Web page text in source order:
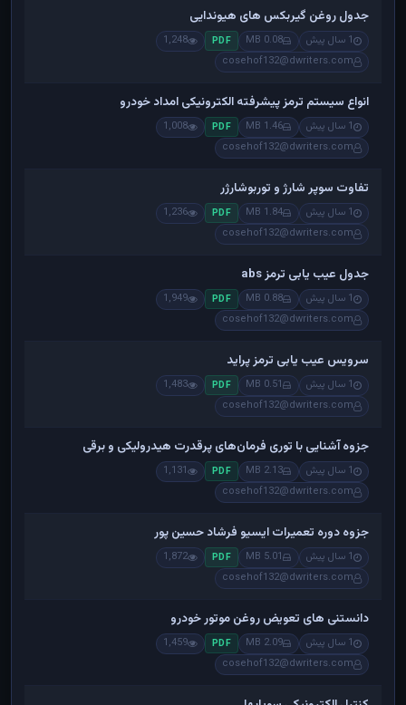
جدول روغن گیربکس های هیوندایی
1 سال پیش 0.08 MB
PDF
1,248
cosehof132@dwriters.com
انواع سیستم ترمز پیشرفته الکترونیکی امداد خودرو
1 سال پیش 1.46 MB
PDF
1,008
cosehof132@dwriters.com
تفاوت سوپر شارژ و توربوشارژر
1 سال پیش 1.84 MB
PDF
1,236
cosehof132@dwriters.com
جدول عیب یابی ترمز abs
1 سال پیش 0.88 MB
PDF
1,949
cosehof132@dwriters.com
سرویس عیب یابی ترمز پراید
1 سال پیش 0.51 MB
PDF
1,483
cosehof132@dwriters.com
جزوه آشنایی با توری فرمان‌های پرقدرت هیدرولیکی و برقی
1 سال پیش 2.13 MB
PDF
1,131
cosehof132@dwriters.com
جزوه دوره تعمیرات ایسیو فرشاد حسین پور
1 سال پیش 5.01 MB
PDF
1,872
cosehof132@dwriters.com
دانستنی های تعویض روغن موتور خودرو
1 سال پیش 2.09 MB
PDF
1,459
cosehof132@dwriters.com